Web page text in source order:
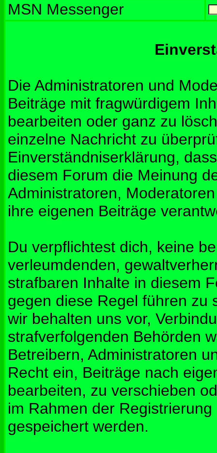
MSN Messenger
Die Administratoren und
Beiträge mit fragwürdigem
bearbeiten oder ganz zu
einzelne Nachricht zu
Einverständniserklärung,
diesem Forum die Meinung
Administratoren,
ihre eigenen Beiträge
Du verpflichtest dich, keine
verleumdenden,
strafbaren Inhalte in diesem
gegen diese Regel führen zu
wir behalten uns vor,
strafverfolgenden Behörden
Betreibern, Administratoren
Recht ein, Beiträge nach
bearbeiten, zu verschieben
im Rahmen der
gespeichert werden.